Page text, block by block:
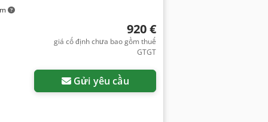
920 €
giá cố định chưa bao gồm thuế
GTGT
Gửi yêu cầu